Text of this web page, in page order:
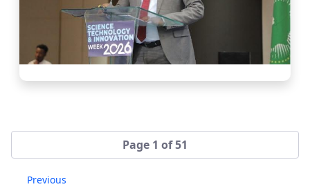
Page 1 of 51
Next